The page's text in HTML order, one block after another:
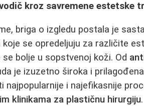
kroz savremene estetske
briga o izgledu postala je
se opredeljuju za različite
bolje u sopstvenoj koži. Od
je izuzetno široka i
najpopularnije i najefikasnije
klinikama za plastičnu hirurgiju.